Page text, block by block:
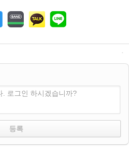
. 로그인 하시겠습니까?